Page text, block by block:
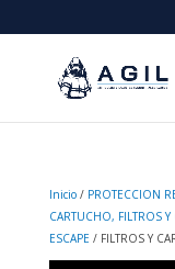
Inicio/ PROTECCION
CARTUCHO, FILTROS
ESCAPE / FILTROS Y